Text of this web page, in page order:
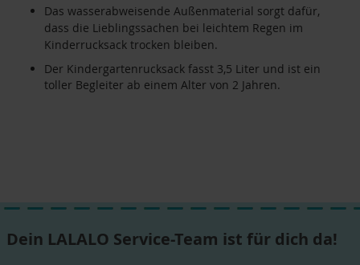
Das wasserabweisende Außenmaterial sorgt dafür,
dass die Lieblingssachen bei leichtem Regen im
Kinderrucksack trocken bleiben.
Der Kindergartenrucksack fasst 3,5 Liter und ist ein
toller Begleiter ab einem Alter von 2 Jahren.
Dein LALALO Service-Team ist für dich da!